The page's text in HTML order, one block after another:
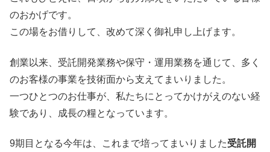
のおかげです。
この場をお借りして、改めて深く御礼申し上げます。
創業以来、受託開発業務や保守・運用業務を通じて、多く
のお客様の事業を技術面から支えてまいりました。
一つひとつのお仕事が、私たちにとってかけがえのない経
験であり、成長の糧となっています。
9期目となる今年は、これまで培ってまいりました受託開